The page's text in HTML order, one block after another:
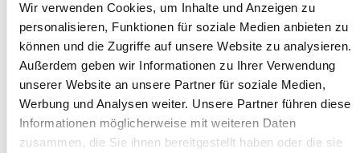
Wir verwenden Cookies, um Inhalte und Anzeigen zu
personalisieren, Funktionen für soziale Medien anbieten zu
können und die Zugriffe auf unsere Website zu analysieren.
Außerdem geben wir Informationen zu Ihrer Verwendung
unserer Website an unsere Partner für soziale Medien,
Werbung und Analysen weiter. Unsere Partner führen diese
Informationen möglicherweise mit weiteren Daten
zusammen, die Sie ihnen bereitgestellt haben oder die sie
Danach sollen junge Menschen in ihrer individuellen und sozialen
Entwicklung gefördert werden und dazu beigetragen werden,
Benachteiligungen zu vermeiden oder abzubauen.
Das Leistungsangebot des Allgemeinen Sozialen Dienstes richtet
sich an Mütter, Väter und andere Erziehungsberechtigte, Kinder
und Jugendliche und an Stief- und Großeltern in familiären,
sozialen und persönlichen Schwierigkeiten.